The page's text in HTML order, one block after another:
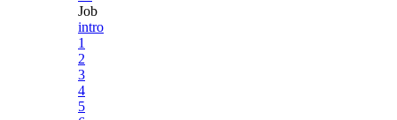
Job
intro
1
2
3
4
5